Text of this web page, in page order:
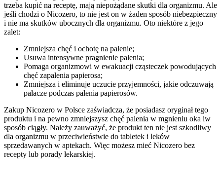
trzeba kupić na receptę, mają niepożądane skutki dla organizmu. Ale
jeśli chodzi o Nicozero, to nie jest on w żaden sposób niebezpieczny
i nie ma skutków ubocznych dla organizmu. Oto niektóre z jego
zalet:
Zmniejsza chęć i ochotę na palenie;
Usuwa intensywne pragnienie palenia;
Pomaga organizmowi w ewakuacji cząsteczek powodujących
chęć zapalenia papierosa;
Zmniejsza i eliminuje uczucie przyjemności, jakie odczuwają
palacze podczas palenia papierosów.
Zakup Nicozero w Polsce zaświadcza, że ​​posiadasz oryginał tego
produktu i na pewno zmniejszysz chęć palenia w mgnieniu oka iw
sposób ciągły. Należy zauważyć, że produkt ten nie jest szkodliwy
dla organizmu w przeciwieństwie do tabletek i leków
sprzedawanych w aptekach. Więc możesz mieć Nicozero bez
recepty lub porady lekarskiej.